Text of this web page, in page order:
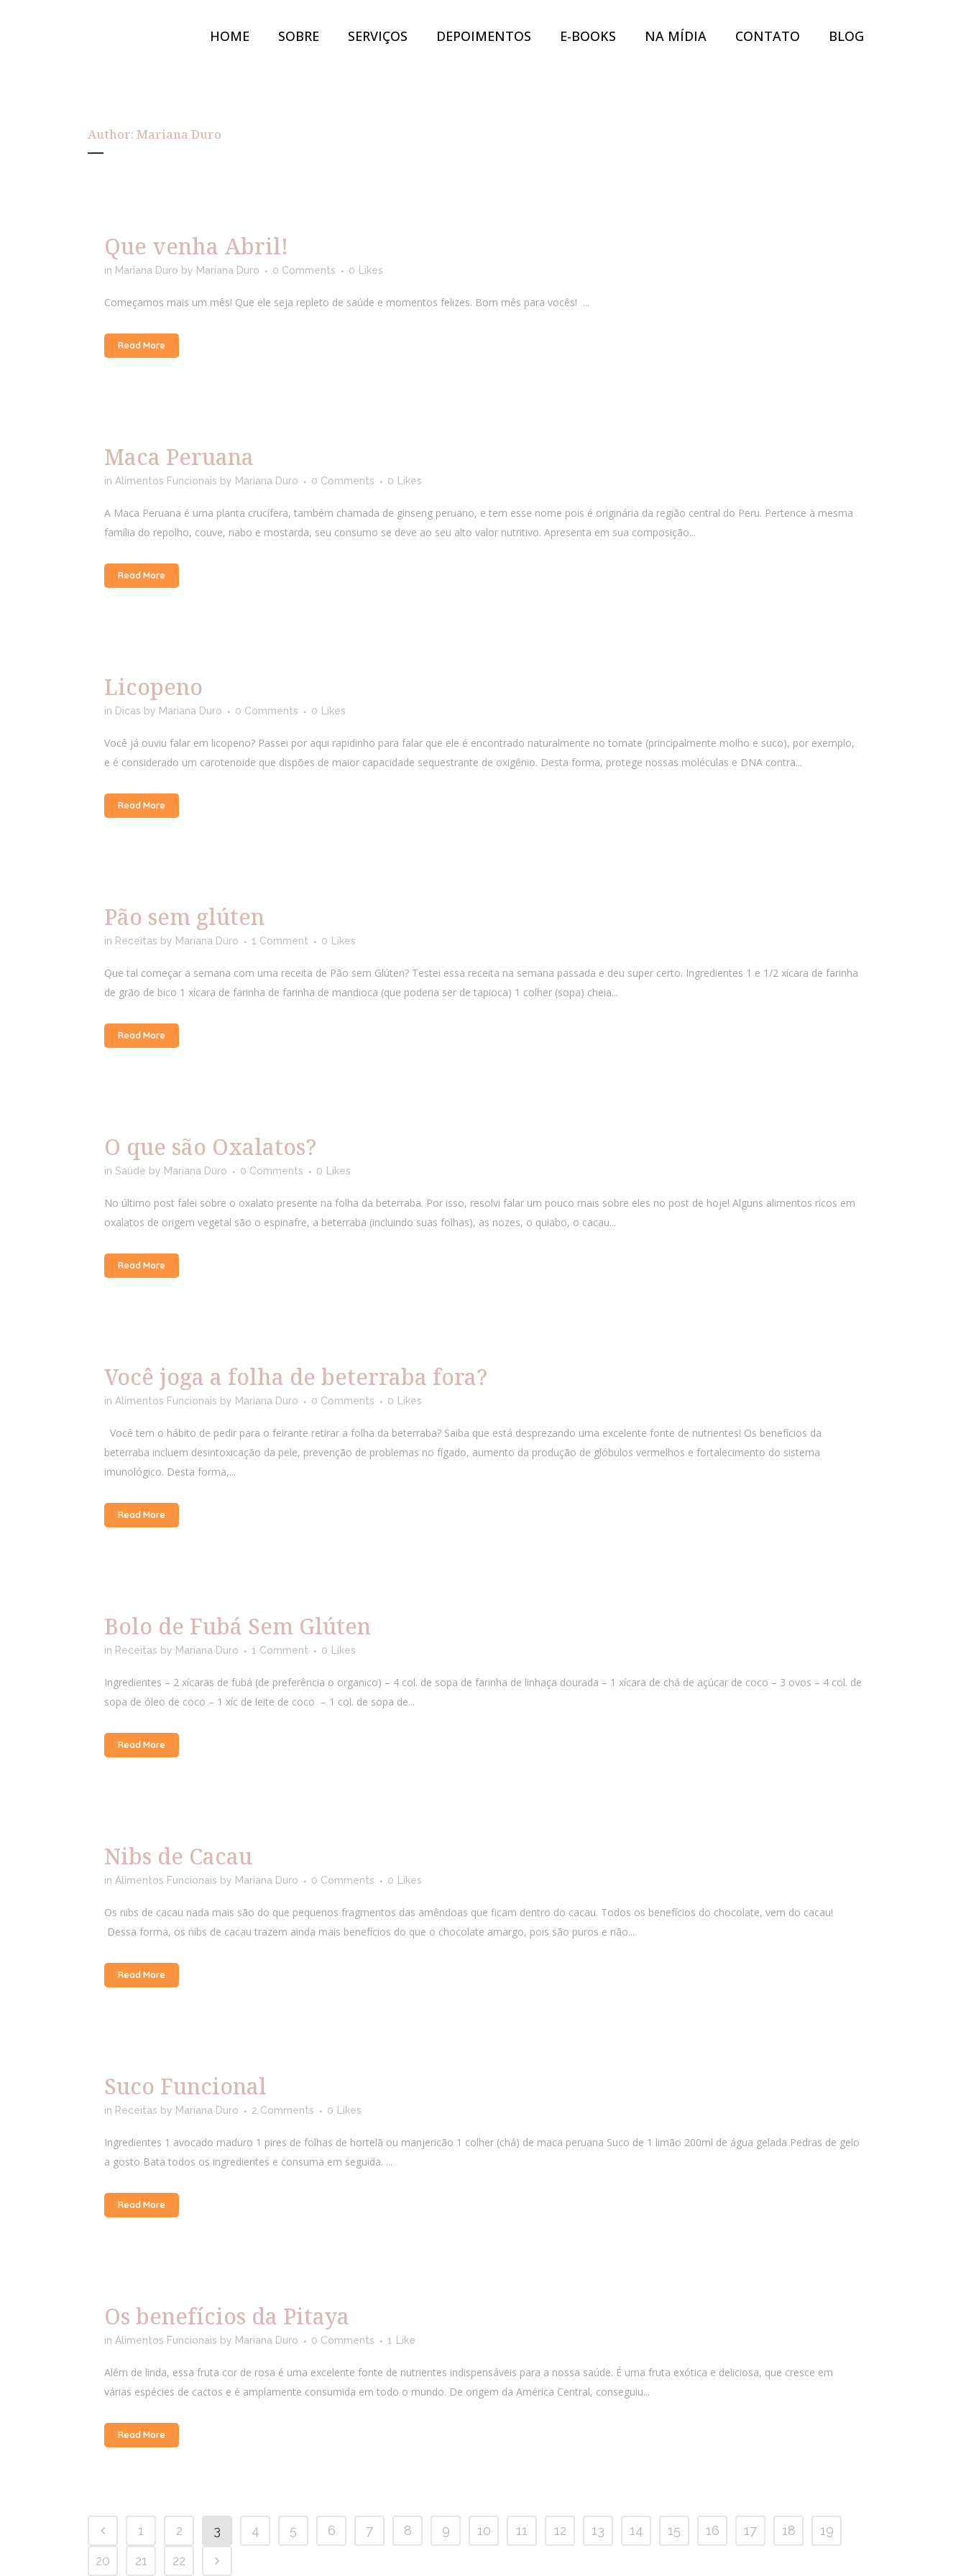
HOME SOBRE SERVIÇOS DEPOIMENTOS E-BOOKS NA MÍDIA CONTATO BLOG
Author: Mariana Duro
Que venha Abril!
in Mariana Duro by Mariana Duro 0 Comments 0 Likes
Começamos mais um mês! Que ele seja repleto de saúde e momentos felizes. Bom mês para vocês! ...
Read More
Maca Peruana
in Alimentos Funcionais by Mariana Duro 0 Comments 0 Likes
A Maca Peruana é uma planta crucífera, também chamada de ginseng peruano, e tem esse nome pois é originária da região central do Peru. Pertence à mesma
família do repolho, couve, nabo e mostarda, seu consumo se deve ao seu alto valor nutritivo. Apresenta em sua composição...
Read More
Licopeno
in Dicas by Mariana Duro 0 Comments 0 Likes
Você já ouviu falar em licopeno? Passei por aqui rapidinho para falar que ele é encontrado naturalmente no tomate (principalmente molho e suco), por exemplo,
e é considerado um carotenoide que dispões de maior capacidade sequestrante de oxigênio. Desta forma, protege nossas moléculas e DNA contra...
Read More
Pão sem glúten
in Receitas by Mariana Duro 1 Comment 0 Likes
Que tal começar a semana com uma receita de Pão sem Glúten? Testei essa receita na semana passada e deu super certo. Ingredientes 1 e 1/2 xícara de farinha
de grão de bico 1 xícara de farinha de farinha de mandioca (que poderia ser de tapioca) 1 colher (sopa) cheia...
Read More
O que são Oxalatos?
in Saúde by Mariana Duro 0 Comments 0 Likes
No último post falei sobre o oxalato presente na folha da beterraba. Por isso, resolvi falar um pouco mais sobre eles no post de hoje! Alguns alimentos ricos em
oxalatos de origem vegetal são o espinafre, a beterraba (incluindo suas folhas), as nozes, o quiabo, o cacau...
Read More
Você joga a folha de beterraba fora?
in Alimentos Funcionais by Mariana Duro 0 Comments 0 Likes
Você tem o hábito de pedir para o feirante retirar a folha da beterraba? Saiba que está desprezando uma excelente fonte de nutrientes! Os benefícios da
beterraba incluem desintoxicação da pele, prevenção de problemas no fígado, aumento da produção de glóbulos vermelhos e fortalecimento do sistema
imunológico. Desta forma,...
Read More
Bolo de Fubá Sem Glúten
in Receitas by Mariana Duro 1 Comment 0 Likes
Ingredientes – 2 xícaras de fubá (de preferência o organico) – 4 col. de sopa de farinha de linhaça dourada – 1 xícara de chá de açúcar de coco – 3 ovos – 4 col. de
sopa de óleo de coco – 1 xíc de leite de coco – 1 col. de sopa de...
Read More
Nibs de Cacau
in Alimentos Funcionais by Mariana Duro 0 Comments 0 Likes
Os nibs de cacau nada mais são do que pequenos fragmentos das amêndoas que ficam dentro do cacau. Todos os benefícios do chocolate, vem do cacau!
Dessa forma, os nibs de cacau trazem ainda mais benefícios do que o chocolate amargo, pois são puros e não...
Read More
Suco Funcional
in Receitas by Mariana Duro 2 Comments 0 Likes
Ingredientes 1 avocado maduro 1 pires de folhas de hortelã ou manjericão 1 colher (chá) de maca peruana Suco de 1 limão 200ml de água gelada Pedras de gelo
a gosto Bata todos os ingredientes e consuma em seguida. ...
Read More
Os benefícios da Pitaya
in Alimentos Funcionais by Mariana Duro 0 Comments 1 Like
Além de linda, essa fruta cor de rosa é uma excelente fonte de nutrientes indispensáveis para a nossa saúde. É uma fruta exótica e deliciosa, que cresce em
várias espécies de cactos e é amplamente consumida em todo o mundo. De origem da América Central, conseguiu...
Read More
1 2 3 4 5 6 7 8 9 10 11 12 13 14 15 16 17 18
19
20
21 22